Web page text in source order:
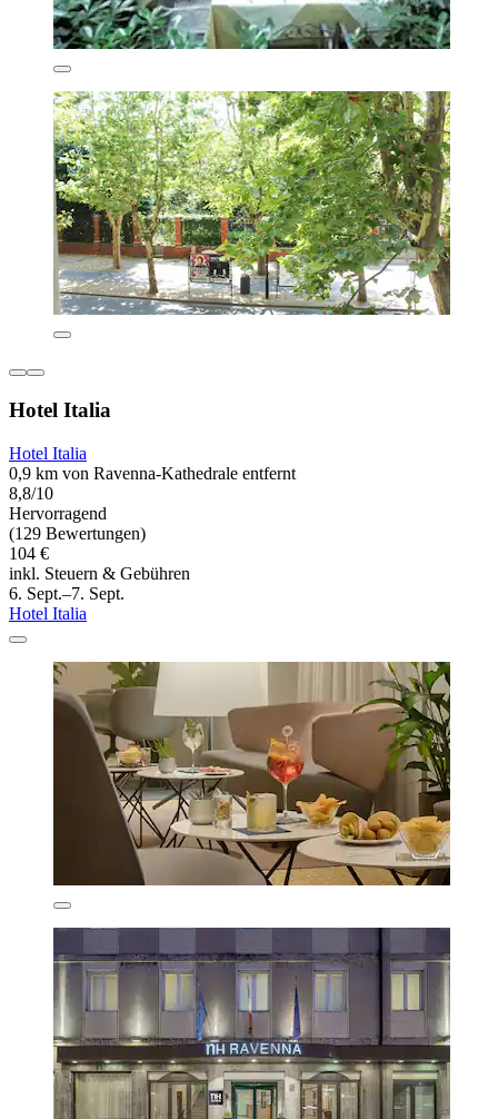
Hotel Italia
Hotel Italia
0,9 km von Ravenna-Kathedrale entfernt
8,8/10
Hervorragend
(129 Bewertungen)
104 €
inkl. Steuern & Gebühren
6. Sept.–7. Sept.
Hotel Italia